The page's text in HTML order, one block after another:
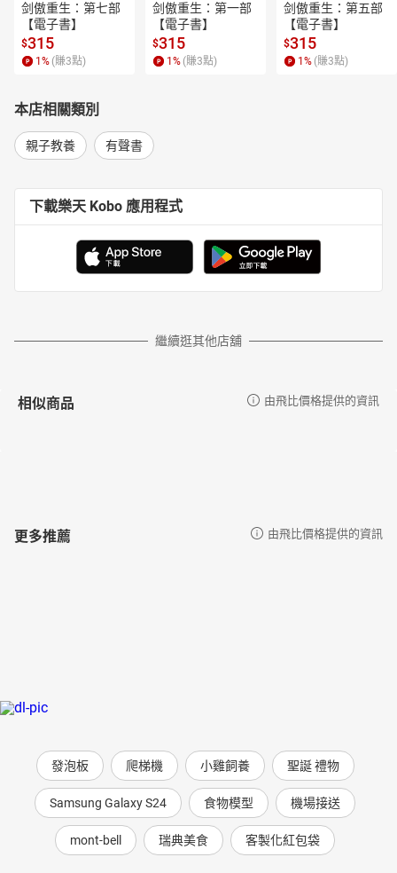
剑傲重生：第七部
【電子書】
$315
1 % (賺3點)
剑傲重生：第一部
【電子書】
$315
1 % (賺3點)
剑傲重生：第五部
【電子書】
$315
1 % (賺3點)
本店相關類別
親子教養 有聲書
下載樂天 Kobo 應用程式
繼續逛其他店舖
相似商品 由飛比價格提供的資訊
更多推薦 由飛比價格提供的資訊
發泡板 爬梯機 小雞飼養 聖誕 禮物
Samsung Galaxy S24 食物模型 機場接送
mont-bell 瑞典美食 客製化紅包袋